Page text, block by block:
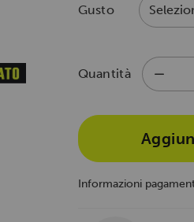
Gusto
Quantità
Informazioni